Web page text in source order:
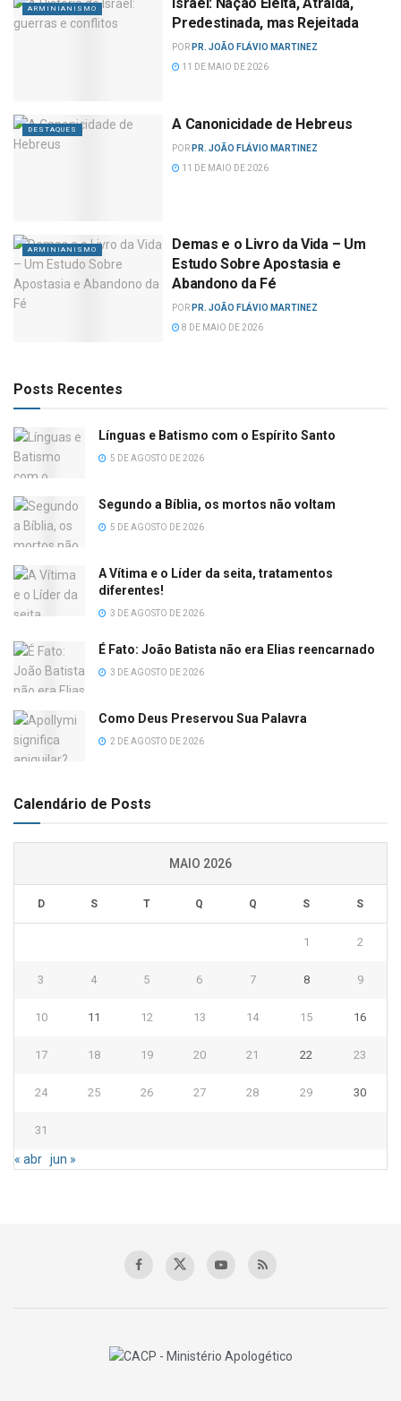
ARMINIANISMO
Predestinada, mas Rejeitada
POR PR. JOÃO FLÁVIO MARTINEZ
11 DE MAIO DE 2026
DESTAQUES A Canonicidade de Hebreus
POR PR. JOÃO FLÁVIO MARTINEZ
11 DE MAIO DE 2026
ARMINIANISMO
Demas e o Livro da Vida – Um
Estudo Sobre Apostasia e
Abandono da Fé
POR PR. JOÃO FLÁVIO MARTINEZ
8 DE MAIO DE 2026
Posts Recentes
Línguas e Batismo com o Espírito Santo
5 DE AGOSTO DE 2026
Segundo a Bíblia, os mortos não voltam
5 DE AGOSTO DE 2026
A Vítima e o Líder da seita, tratamentos
diferentes!
3 DE AGOSTO DE 2026
É Fato: João Batista não era Elias reencarnado
3 DE AGOSTO DE 2026
Como Deus Preservou Sua Palavra
2 DE AGOSTO DE 2026
Calendário de Posts
MAIO 2026
D S T Q Q S S
1 2
3 4 5 6 7 8 9
10 11 12 13 14 15 16
17 18 19 20 21 22 23
24 25 26 27 28 29 30
31
« abr jun »